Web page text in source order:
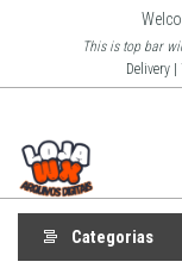
o
This is top bar
Delivery
Arquivo
Digitais
Categorias